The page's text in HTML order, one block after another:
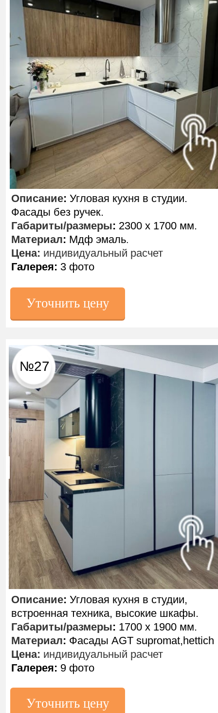
№27
Уточнить цену
Уточнить цену
Описание: Угловая кухня в студии.
Фасады без ручек.
Габариты/размеры: 2300 х 1700 мм.
Материал: Мдф эмаль.
Цена: индивидуальный расчет
Галерея: 3 фото
Описание: Угловая кухня в студии,
встроенная техника, высокие шкафы.
Габариты/размеры: 1700 х 1900 мм.
Материал: Фасады AGT supromat,hettich
Цена: индивидуальный расчет
Галерея: 9 фото